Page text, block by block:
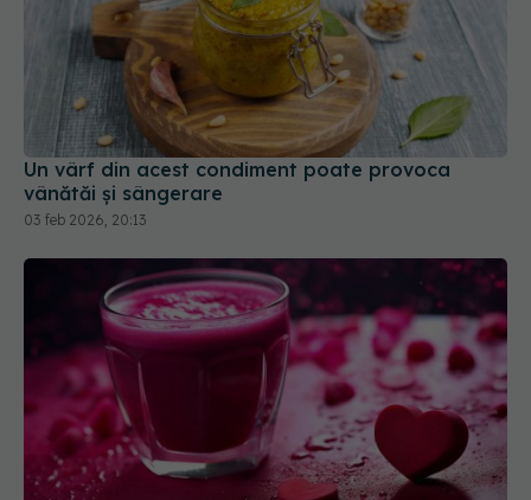
Un vârf din acest condiment poate provoca
vânătăi și sângerare
03 feb 2026, 20:13